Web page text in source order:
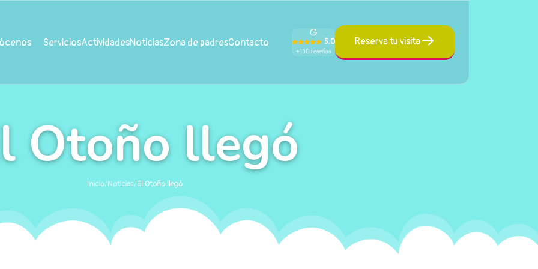
ServiciosActividadesNoticiasZona de padresContacto 5.0
+130 reseñas
Reserva tu visita
Otoño llegó
Inicio/Noticias/El Otoño llegó